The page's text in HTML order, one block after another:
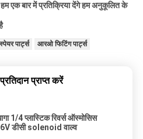
एक बार में प्रतिक्रिया देंगेहम अनुकूलित के
पार्ट्स आरओ फिटिंग पार्ट्स
प्राप्त करें
1/4 प्लास्टिक रिवर्स ऑस्मोसिस
डीसी solenoid वाल्व